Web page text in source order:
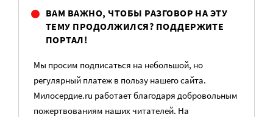
ВАМ ВАЖНО, ЧТОБЫ РАЗГОВОР НА ЭТУ
ТЕМУ ПРОДОЛЖИЛСЯ? ПОДДЕРЖИТЕ
ПОРТАЛ!
Мы просим подписаться на небольшой, но
регулярный платеж в пользу нашего сайта.
Милосердие.ru работает благодаря добровольным
пожертвованиям наших читателей. На